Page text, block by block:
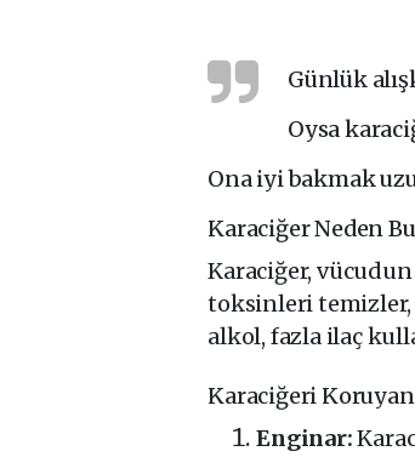
Günlük
Oysa
Ona iyi bakmak
Karaciğer Neden
Karaciğer, vücudun
toksinleri temizler,
alkol, fazla ilaç
Karaciğeri Koruyan
Enginar: